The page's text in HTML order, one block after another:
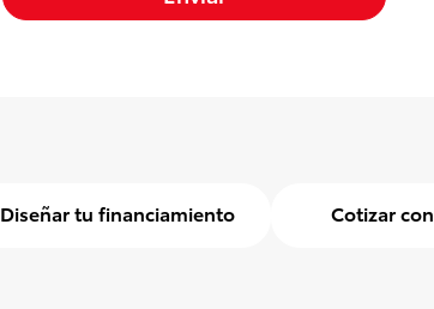
Diseñar tu financiamiento Cotizar con